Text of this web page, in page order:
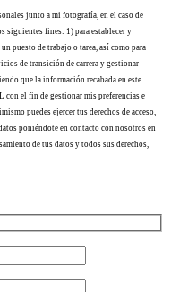
junto a mi fotografía, en el caso de
siguientes fines: 1) para establecer y
puesto de trabajo o tarea, así como para
de transición de carrera y gestionar
que la información recabada en este
el fin de gestionar mis preferencias e
puedes ejercer tus derechos de acceso,
poniéndote en contacto con nosotros en
de tus datos y todos sus derechos,